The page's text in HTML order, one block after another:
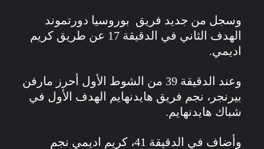
وسجل من جديد فريق بوروسيا دورتموند
الهدف الثاني في الدقيقة 17 عن طريق كريم
اديمي.
وعند الدقيقة 39 من الشوط الأول أحرز مارفن
بيرنجر، نجم فريق هايدنهايم الهدف الأول في
شباك هايدنهايم.
وأضاف في الدقيقة 41، كريم اديمي نجم